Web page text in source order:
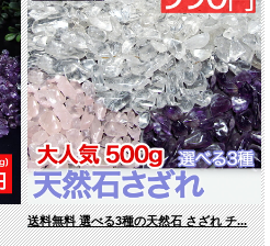
送料無料 選べる3種の天然石 さざれ チ...